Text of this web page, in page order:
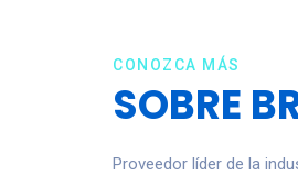
CONOZCA MÁS
SOBRE
Proveedor líder de la